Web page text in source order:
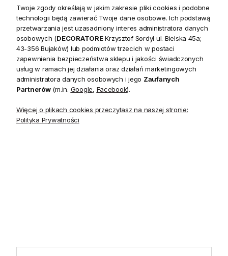
W okresie wakacyjnym od
20 czerwca do 31 sierpnia
2026 r. showroom będzie
zamknięty w soboty. W dni
robocze showroom
pozostaje otwarty bez
POLECANE KATEGORIE
Twoje zgody określają w jakim zakresie pliki cookies i podobne
technologii będą zawierać Twoje dane osobowe. Ich podstawą
przetwarzania jest uzasadniony interes administratora danych
osobowych (DECORATOREKrzysztof Sordyl ul. Bielska 45a;
43-356 Bujaków) lub podmiotów trzecich w postaci
zapewnienia bezpieczeństwa sklepu i jakości świadczonych
usług w ramach jej działania oraz działań marketingowych
administratora danych osobowych i jego Zaufanych
Partnerów(m.in. Google, Facebook).
Więcej o plikach cookies przeczytasz na naszej stronie:
Polityka Prywatności